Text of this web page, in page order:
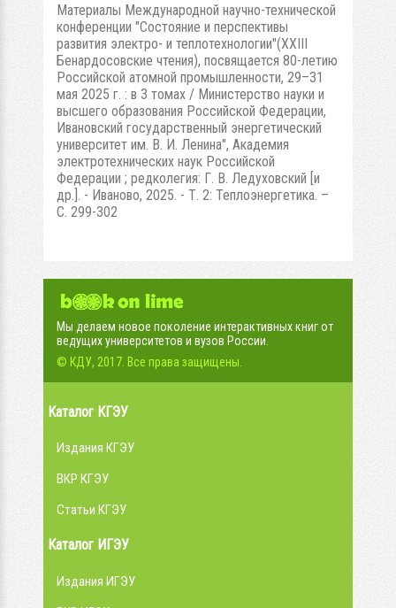
Материалы Международной научно-технической
конференции "Состояние и перспективы
развития электро- и теплотехнологии"(XXIII
Бенардосовские чтения), посвящается 80-летию
Российской атомной промышленности, 29–31
мая 2025 г. : в 3 томах / Министерство науки и
высшего образования Российской Федерации,
Ивановский государственный энергетический
университет им. В. И. Ленина", Академия
электротехнических наук Российской
Федерации ; редколегия: Г. В. Ледуховский [и
др.]. - Иваново, 2025. - Т. 2: Теплоэнергетика. –
С. 299-302
Мы делаем новое поколение интерактивных книг от
ведущих университетов и вузов России.
© КДУ, 2017. Все права защищены.
Каталог КГЭУ
Издания КГЭУ
ВКР КГЭУ
Статьи КГЭУ
Каталог ИГЭУ
Издания ИГЭУ